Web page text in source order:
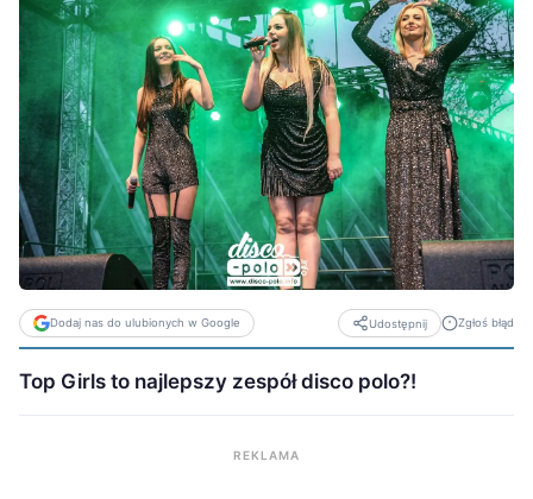
Dodaj nas do ulubionych w Google Udostępnij Zgłoś błąd
Top Girls to najlepszy zespół disco polo?!
REKLAMA